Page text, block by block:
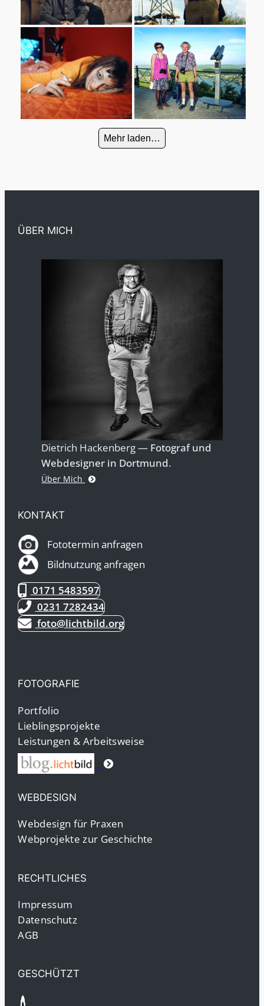
Mehr laden…
ÜBER MICH
Dietrich Hackenberg — Fotograf und
Webdesigner in Dortmund.
Über Mich
KONTAKT
Fototermin anfragen
Bildnutzung anfragen
0171 5483597
0231 7282434
foto@lichtbild.org
FOTOGRAFIE
Portfolio
Lieblingsprojekte
Leistungen & Arbeitsweise
WEBDESIGN
Webdesign für Praxen
Webprojekte zur Geschichte
RECHTLICHES
Impressum
Datenschutz
AGB
GESCHÜTZT